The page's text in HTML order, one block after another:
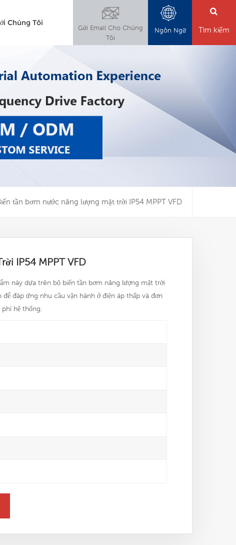
Chúng Tôi
Gửi Email Cho Chúng
Tôi
Ngôn Ngữ Tìm kiếm
tần bơm nước năng lượng mặt trời IP54 MPPT VFD
IP54 MPPT VFD
này dựa trên bộ biến tần bơm năng lượng mặt trời
đáp ứng nhu cầu vận hành ở điện áp thấp và đơn
hệ thống.